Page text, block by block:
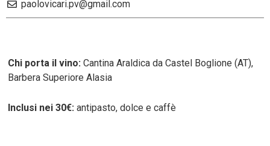
paolovicari.pv@gmail.com
Chi porta il vino: Cantina Araldica da Castel Boglione (AT),
Barbera Superiore Alasia
Inclusi nei 30€: antipasto, dolce e caffè